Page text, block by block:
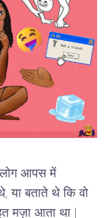
आपस में
या बताते थे कि वो
मज़ा आता था |